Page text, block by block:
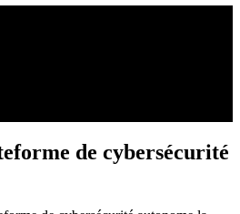
de cybersécurité